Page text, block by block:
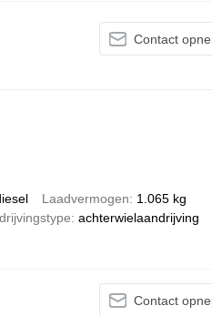
Contact
Laadvermogen
1.065 kg
achterwielaandrijving
Contact